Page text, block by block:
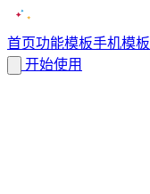
首页功能模板手机模板
开始使用